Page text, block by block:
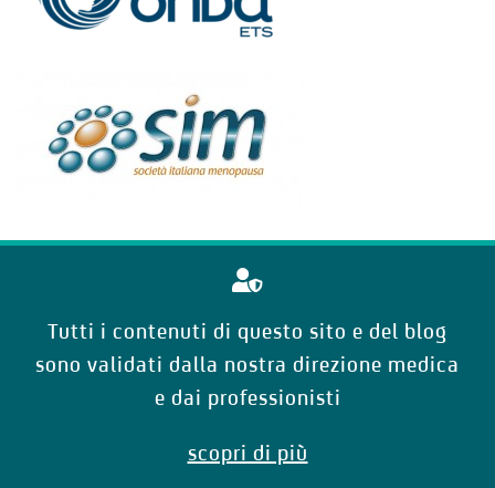
Tutti i contenuti di questo sito e del blog
sono validati dalla nostra direzione medica
e dai professionisti
scopri di più